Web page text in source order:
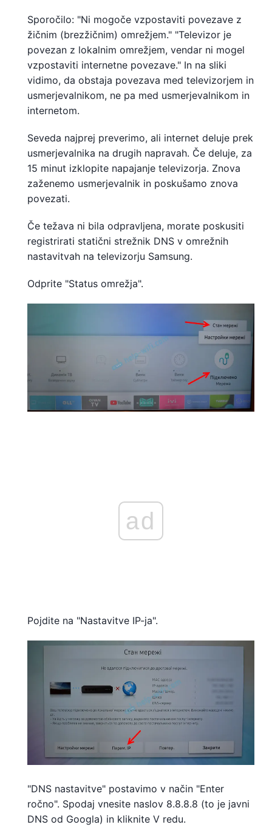
Sporočilo: "Ni mogoče vzpostaviti povezave z
žičnim (brezžičnim) omrežjem." "Televizor je
povezan z lokalnim omrežjem, vendar ni mogel
vzpostaviti internetne povezave." In na sliki
vidimo, da obstaja povezava med televizorjem in
usmerjevalnikom, ne pa med usmerjevalnikom in
internetom.
Seveda najprej preverimo, ali internet deluje prek
usmerjevalnika na drugih napravah. Če deluje, za
15 minut izklopite napajanje televizorja. Znova
zaženemo usmerjevalnik in poskušamo znova
povezati.
Če težava ni bila odpravljena, morate poskusiti
registrirati statični strežnik DNS v omrežnih
nastavitvah na televizorju Samsung.
Odprite "Status omrežja".
ad
Pojdite na "Nastavitve IP-ja".
"DNS nastavitve" postavimo v način "Enter
ročno". Spodaj vnesite naslov 8.8.8.8 (to je javni
DNS od Googla) in kliknite V redu.